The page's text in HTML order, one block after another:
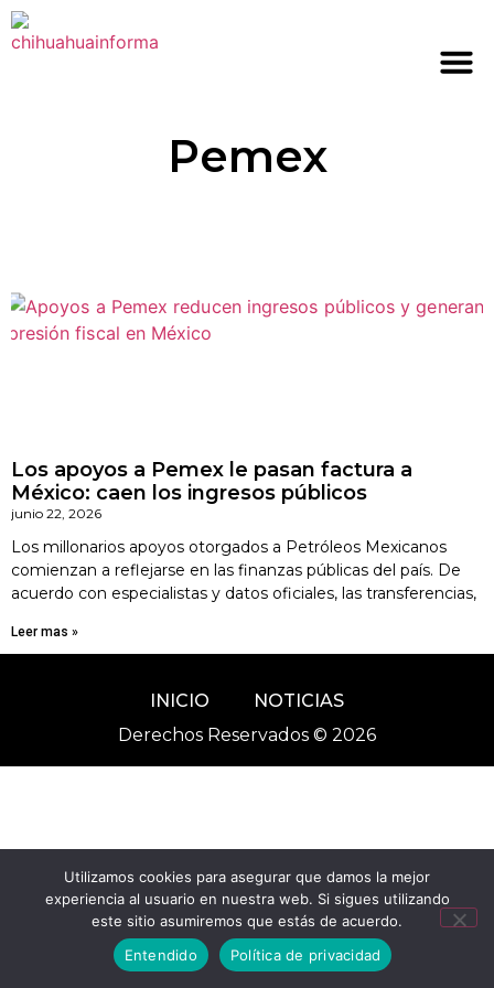
Pemex
Los apoyos a Pemex le pasan factura a
México: caen los ingresos públicos
junio 22, 2026
Los millonarios apoyos otorgados a Petróleos Mexicanos
comienzan a reflejarse en las finanzas públicas del país. De
acuerdo con especialistas y datos oficiales, las transferencias,
Leer mas »
INICIO
NOTICIAS
Derechos Reservados © 2026
Utilizamos cookies para asegurar que damos la mejor
experiencia al usuario en nuestra web. Si sigues utilizando
este sitio asumiremos que estás de acuerdo.
Entendido
Política de privacidad